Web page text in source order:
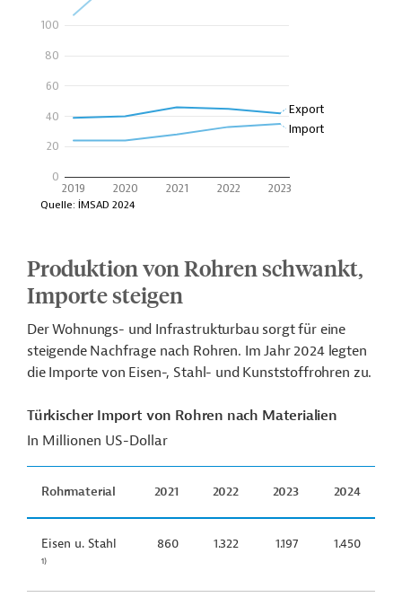
Produktion von Rohren schwankt,
Importe steigen
Der Wohnungs- und Infrastrukturbau sorgt für eine
steigende Nachfrage nach Rohren. Im Jahr 2024 legten
die Importe von Eisen-, Stahl- und Kunststoffrohren zu.
Türkischer Import von Rohren nach Materialien
In Millionen US-Dollar
Rohrmaterial 2021 2022 2023 2024
Eisen u. Stahl
1)
860 1.322 1.197 1.450